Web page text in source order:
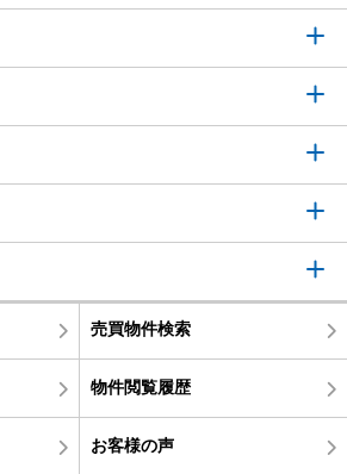
売買物件検索
物件閲覧履歴
お客様の声